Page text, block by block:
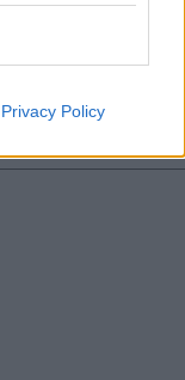
Privacy Policy